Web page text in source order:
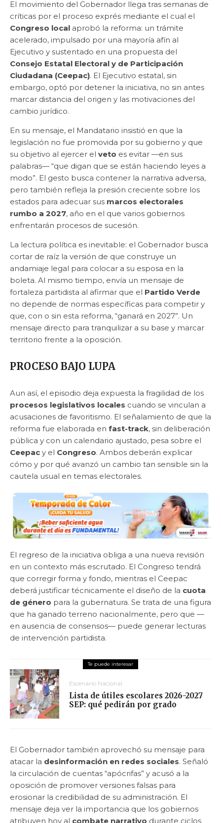
El movimiento del Gobernador llega tras semanas de
críticas por el proceso exprés mediante el cual el
Congreso local aprobó la reforma: un trámite
acelerado, impulsado por una mayoría afín al
Ejecutivo y sustentado en una propuesta del
Consejo Estatal Electoral y de Participación
Ciudadana (Ceepac). El Ejecutivo estatal, sin
embargo, optó por detener la iniciativa, no sin antes
marcar distancia del origen y las motivaciones del
cambio jurídico.
En su mensaje, el Mandatario insistió en que la
legislación no fue promovida por su gobierno y que
su objetivo al ejercer el veto es evitar —en sus
palabras— “que digan que se están haciendo leyes a
modo”. El gesto busca contener la narrativa adversa,
pero también refleja la presión creciente sobre los
estados para adecuar sus marcos electorales
rumbo a 2027, año en el que varios gobiernos
enfrentarán procesos de sucesión.
La lectura política es inevitable: el Gobernador busca
cortar de raíz la versión de que construye un
andamiaje legal para colocar a su esposa en la
boleta. Al mismo tiempo, envía un mensaje de
fortaleza partidista al afirmar que el Partido Verde
no depende de normas específicas para competir y
que, con o sin esta reforma, “ganará en 2027”. Un
mensaje directo para tranquilizar a su base y marcar
territorio frente a la oposición.
PROCESO BAJO LUPA
Aun así, el episodio deja expuesta la fragilidad de los
procesos legislativos locales cuando se vinculan a
acusaciones de favoritismo. El señalamiento de que la
reforma fue elaborada en fast-track, sin deliberación
pública y con un calendario ajustado, pesa sobre el
Ceepac y el Congreso. Ambos deberán explicar
cómo y por qué avanzó un cambio tan sensible sin la
cautela usual en temas electorales.
El regreso de la iniciativa obliga a una nueva revisión
en un contexto más escrutado. El Congreso tendrá
que corregir forma y fondo, mientras el Ceepac
deberá justificar técnicamente el diseño de la cuota
de género para la gubernatura. Se trata de una figura
que ha ganado terreno nacionalmente, pero que —
en ausencia de consensos— puede generar lecturas
de intervención partidista.
Escenario Nacional
Lista de útiles escolares 2026-2027
SEP: qué pedirán por grado
El Gobernador también aprovechó su mensaje para
atacar la desinformación en redes sociales. Señaló
la circulación de cuentas “apócrifas” y acusó a la
oposición de promover versiones falsas para
erosionar la credibilidad de su administración. El
mensaje deja ver la importancia que los gobiernos
atribuyen hoy al combate narrativo durante ciclos